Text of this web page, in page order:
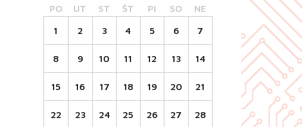
PO UT ST ŠT PI SO NE
1 2 3 4 5 6 7
8 9 10 11 12 13 14
15 16 17 18 19 20 21
22 23 24 25 26 27 28